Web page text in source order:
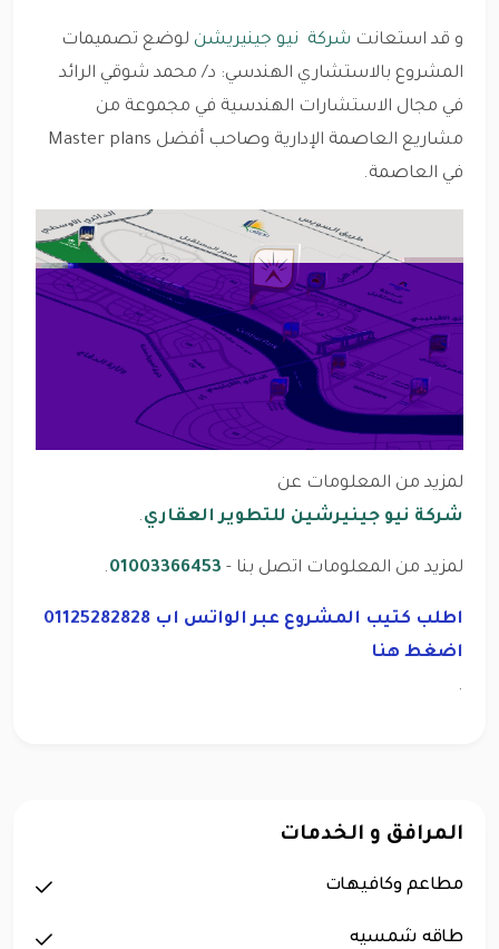
و قد استعانت شركة نيو جينيريشن لوضع تصميمات
المشروع بالاستشاري الهندسي: د/ محمد شوقي الرائد
في مجال الاستشارات الهندسية في مجموعة من
مشاريع العاصمة الإدارية وصاحب أفضل Master plans
في العاصمة.
لمزيد من المعلومات عن
شركة نيو جينيرشين للتطوير العقاري.
لمزيد من المعلومات اتصل بنا - 01003366453
.
اطلب كتيب المشروع عبر الواتس اب 01125282828
اضغط هنا
.
المرافق و الخدمات
مطاعم وكافيهات
طاقه شمسيه